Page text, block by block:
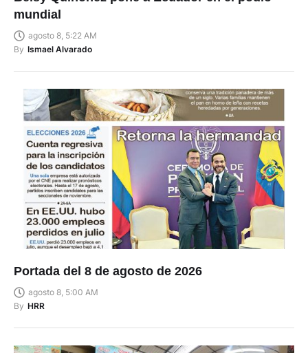
mundial
agosto 8, 5:22 AM
By Ismael Alvarado
Portada del 8 de agosto de 2026
agosto 8, 5:00 AM
By HRR